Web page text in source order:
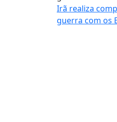
Irã realiza
guerra com os